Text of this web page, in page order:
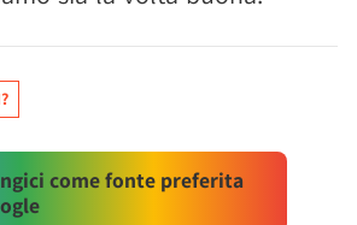
come fonte preferita